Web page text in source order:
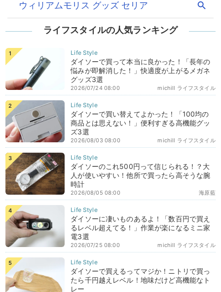
ライフスタイルの人気ランキング
ダイソーで買って本当に良かった！「長年の
悩みが即解消した！」快適度が上がるメガネ
グッズ3選
michill ライフスタイル
2026/07/24 08:00
ダイソーで買い替えてよかった！「100均の
商品とは思えない！」便利すぎる高機能グッ
ズ3選
michill ライフスタイル
2026/08/03 08:00
ダイソーのこれ500円って信じられる！？大
人が使いやすい！他所で買ったら高そうな腕
時計
海原藍
2026/08/05 08:00
ダイソーに凄いものあるよ！「数百円で買え
るレベル超えてる！」作業が楽になるミニ家
電3選
michill ライフスタイル
2026/07/25 08:00
ダイソーで買えるってマジか！ニトリで買っ
たら千円越えレベル！地味だけど高機能なト
レー